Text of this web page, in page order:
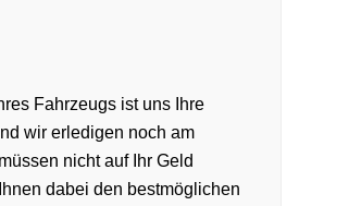
Fahrzeugs ist uns Ihre
wir erledigen noch am
nicht auf Ihr Geld
dabei den bestmöglichen